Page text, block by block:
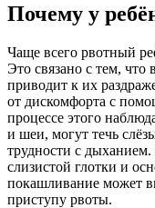
Почему у
Чаще всего рвотный
Это связано с тем, что
приводит к их
от дискомфорта с
процессе этого
и шеи, могут течь
трудности с
слизистой глотки и
покашливание может
приступу рвоты.